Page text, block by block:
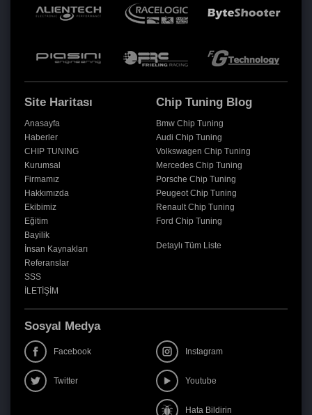
Site Haritası
Anasayfa
Haberler
CHIP TUNING
Kurumsal
Firmamız
Hakkımızda
Ekibimiz
Eğitim
Bayilik
İnsan Kaynakları
Referanslar
SSS
İLETİŞİM
Chip Tuning Blog
Bmw Chip Tuning
Audi Chip Tuning
Volkswagen Chip Tuning
Mercedes Chip Tuning
Porsche Chip Tuning
Peugeot Chip Tuning
Renault Chip Tuning
Ford Chip Tuning
Detaylı Tüm Liste
Sosyal Medya
Facebook Instagram
Twitter Youtube
Hata Bildirin